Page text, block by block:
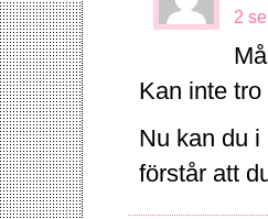
2
Kan inte
Nu kan du
förstår att